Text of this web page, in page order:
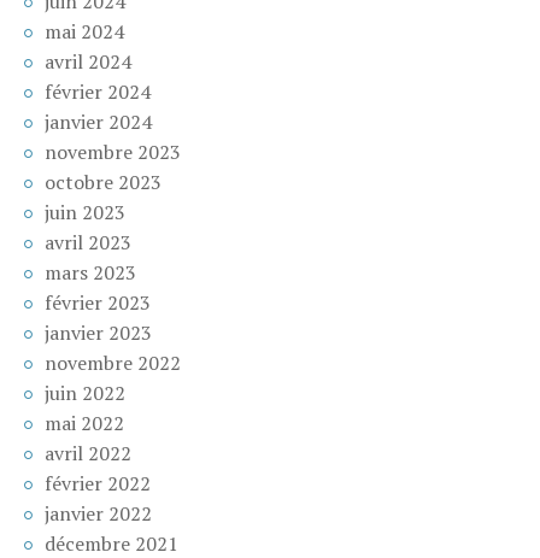
mai 2024
avril 2024
février 2024
janvier 2024
novembre 2023
octobre 2023
juin 2023
avril 2023
mars 2023
février 2023
janvier 2023
novembre 2022
juin 2022
mai 2022
avril 2022
février 2022
janvier 2022
décembre 2021